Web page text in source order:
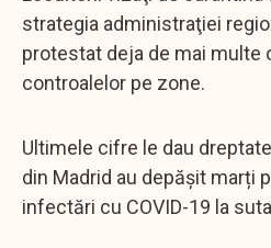
strategia administraţiei
protestat deja de mai multe
controalelor pe zone.
Ultimele cifre le dau
din Madrid au depăşit marți
infectări cu COVID-19 la